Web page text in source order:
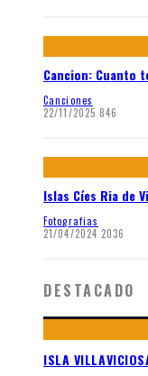
Cancion: Cuanto
Canciones
22/11/2025 846
Islas Cíes Ria de
Fotografias
21/04/2024 2036
DESTACADO
ISLA